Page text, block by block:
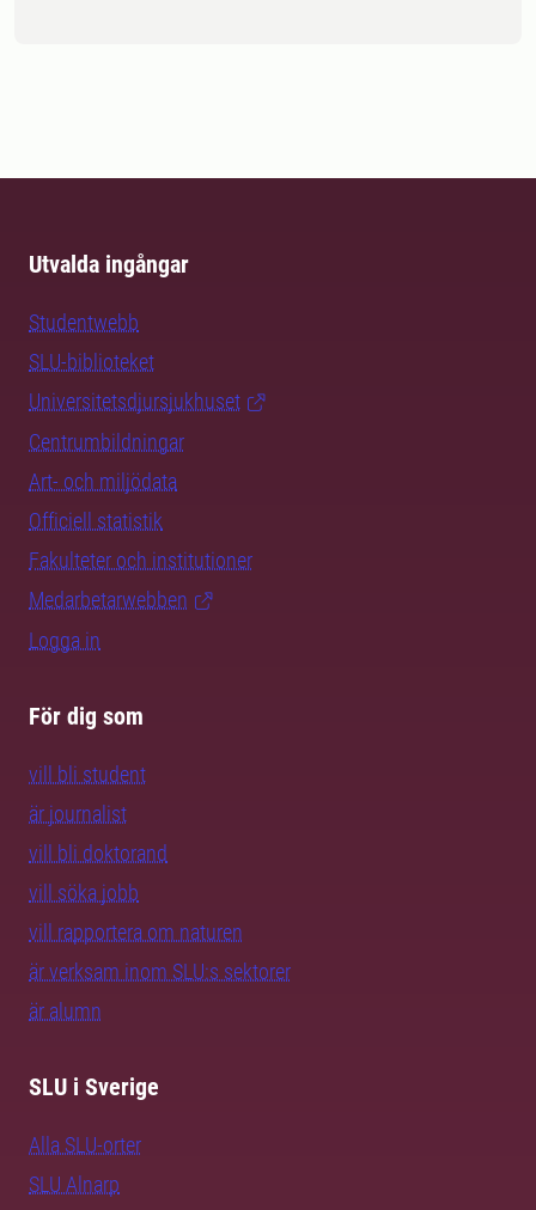
Utvalda ingångar
Studentwebb
SLU-biblioteket
Universitetsdjursjukhuset
Centrumbildningar
Art- och miljödata
Officiell statistik
Fakulteter och institutioner
Medarbetarwebben
Logga in
För dig som
vill bli student
är journalist
vill bli doktorand
vill söka jobb
vill rapportera om naturen
är verksam inom SLU:s sektorer
är alumn
SLU i Sverige
Alla SLU-orter
SLU Alnarp